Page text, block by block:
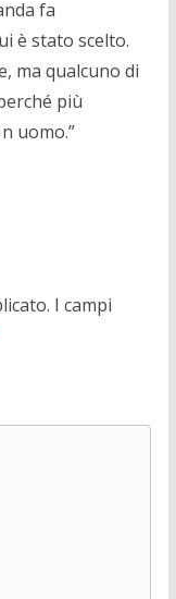
fa
è stato scelto.
ma qualcuno di
più
uomo.”
I campi